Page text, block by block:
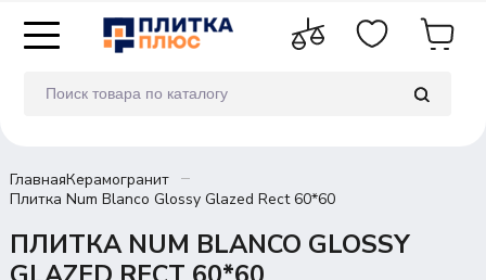
ГлавнаяКерамогранит
Плитка Num Blanco Glossy Glazed Rect 60*60
ПЛИТКА NUM BLANCO GLOSSY